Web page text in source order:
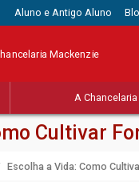
Aluno e Antigo Aluno
Mackenzie
A Chancelaria
Cultivar
Escolha a Vida: Como